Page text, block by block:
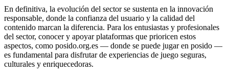
En definitiva, la evolución del sector se sustenta en la innovación
responsable, donde la confianza del usuario y la calidad del
contenido marcan la diferencia. Para los entusiastas y profesionales
del sector, conocer y apoyar plataformas que prioricen estos
aspectos, como posido.org.es — donde se puede jugar en posido —
es fundamental para disfrutar de experiencias de juego seguras,
culturales y enriquecedoras.